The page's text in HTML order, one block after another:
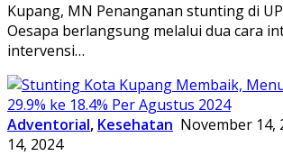
Kupang, MN Penanganan stunting di
Oesapa berlangsung melalui dua cara
intervensi…
Adventorial, Kesehatan November 14,
14, 2024